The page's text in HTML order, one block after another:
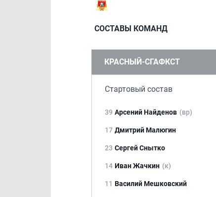
СОСТАВЫ КОМАНД
КРАСНЫЙ-СГАФКСТ
Стартовый состав
39 Арсений Найденов (вр)
17 Дмитрий Малюгин
23 Сергей Снытко
14 Иван Жачкин (к)
11 Василий Мешковский